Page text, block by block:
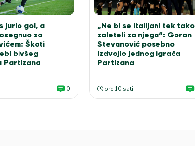
jurio gol, a
za
Škoti
bivšeg
Partizana
0
„Ne bi se Italijani tek tako
zaleteli za njega“: Goran
Stevanović posebno
izdvojio jednog igrača
Partizana
pre 10 sati